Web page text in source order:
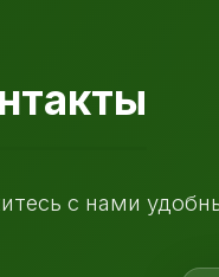
с нами